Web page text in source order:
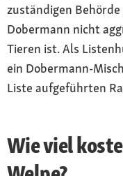
zuständigen
Dobermann nicht
Tieren ist. Als
ein Dobermann-
Liste aufgeführten
Wie viel